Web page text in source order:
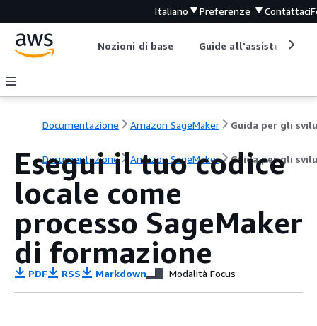
Italiano Preferenze Contattaci
Nozioni di base Guide all'assistenza
Documentazione Amazon SageMaker
Documentazione Amazon SageMaker Guida per gli
Esegui il tuo codice
locale come
processo SageMaker
di formazione
PDF RSS Markdown Modalità Focus